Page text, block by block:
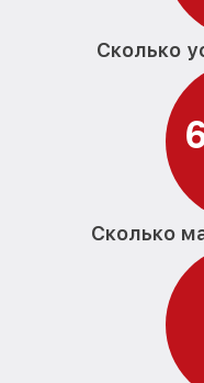
Сколько
Сколько